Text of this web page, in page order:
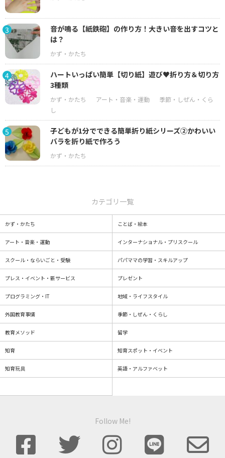
3
音が鳴る【紙鉄砲】の作り方！大きい音を出すコツと
は？
4
ハートいっぱい簡単【切り紙】遊び♥折り方＆切り方
3種類
5
子どもが1分でできる簡単折り紙シリーズ②かわいい
バラを折り紙で作ろう
カテゴリ一覧
かず・かたち ことば・絵本
アート・音楽・運動 インターナショナル・プリスクール
スクール・ならいごと・受験 パパママの学習・スキルアップ
プレス・イベント・新サービス プレゼント
プログラミング・IT 地域・ライフスタイル
外国教育事情 季節・しぜん・くらし
教育メソッド 留学
知育 知育スポット・イベント
知育玩具 英語・アルファベット
Follow Me!